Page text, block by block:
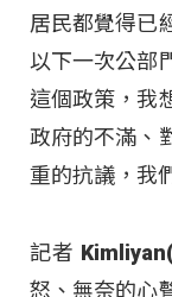
居民都覺得已
以下一次公部
這個政策，我
政府的不滿、
重的抗議，我
記者
怒、無奈的心